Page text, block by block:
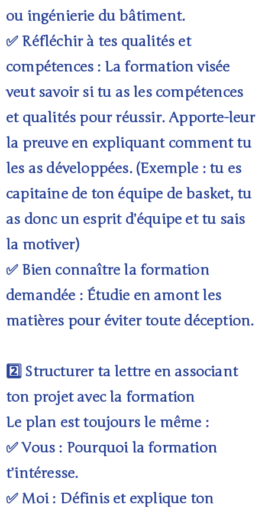
ou ingénierie du bâtiment.
✅ Réfléchir à tes qualités et
compétences : La formation visée
veut savoir si tu as les compétences
et qualités pour réussir. Apporte-leur
la preuve en expliquant comment tu
les as développées. (Exemple : tu es
capitaine de ton équipe de basket, tu
as donc un esprit d’équipe et tu sais
la motiver)
✅ Bien connaître la formation
demandée : Étudie en amont les
matières pour éviter toute déception.
2️⃣ Structurer ta lettre en associant
ton projet avec la formation
Le plan est toujours le même :
✅ Vous : Pourquoi la formation
t’intéresse.
✅ Moi : Définis et explique ton